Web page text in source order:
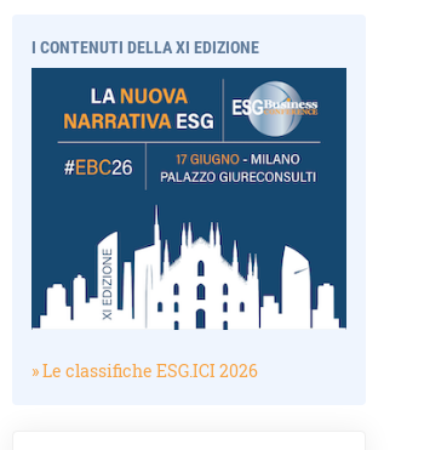
I CONTENUTI DELLA XI EDIZIONE
» Le classifiche ESG.ICI 2026